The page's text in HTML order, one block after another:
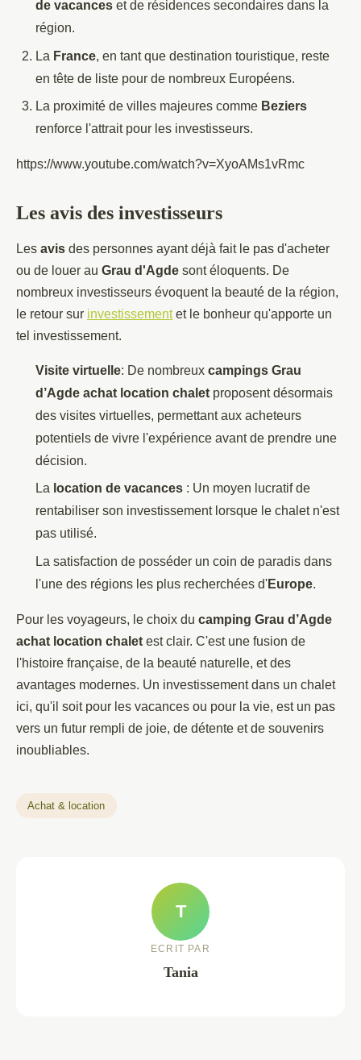
de vacances et de résidences secondaires dans la
région.
La France, en tant que destination touristique, reste
en tête de liste pour de nombreux Européens.
La proximité de villes majeures comme Beziers
renforce l'attrait pour les investisseurs.
https://www.youtube.com/watch?v=XyoAMs1vRmc
Les avis des investisseurs
Les avis des personnes ayant déjà fait le pas d'acheter
ou de louer au Grau d'Agde sont éloquents. De
nombreux investisseurs évoquent la beauté de la région,
le retour sur investissementet le bonheur qu'apporte un
tel investissement.
Visite virtuelle: De nombreux campings Grau
d’Agde achat location chalet proposent désormais
des visites virtuelles, permettant aux acheteurs
potentiels de vivre l'expérience avant de prendre une
décision.
La location de vacances : Un moyen lucratif de
rentabiliser son investissement lorsque le chalet n'est
pas utilisé.
La satisfaction de posséder un coin de paradis dans
l'une des régions les plus recherchées d'Europe.
Pour les voyageurs, le choix du camping Grau d’Agde
achat location chalet est clair. C'est une fusion de
l'histoire française, de la beauté naturelle, et des
avantages modernes. Un investissement dans un chalet
ici, qu'il soit pour les vacances ou pour la vie, est un pas
vers un futur rempli de joie, de détente et de souvenirs
inoubliables.
Achat & location
T
ECRIT PAR
Tania